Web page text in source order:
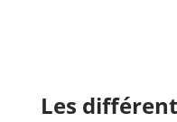
Les